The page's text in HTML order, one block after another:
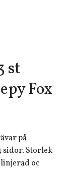
st
Fox
på
sidor. Storlek
linjerad oc